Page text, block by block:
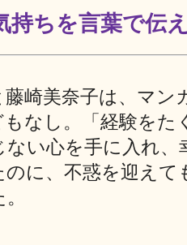
持ちを言葉で伝
崎美奈子は、マン
なし。「経験をた
い心を手に入れ、
に、不惑を迎えて